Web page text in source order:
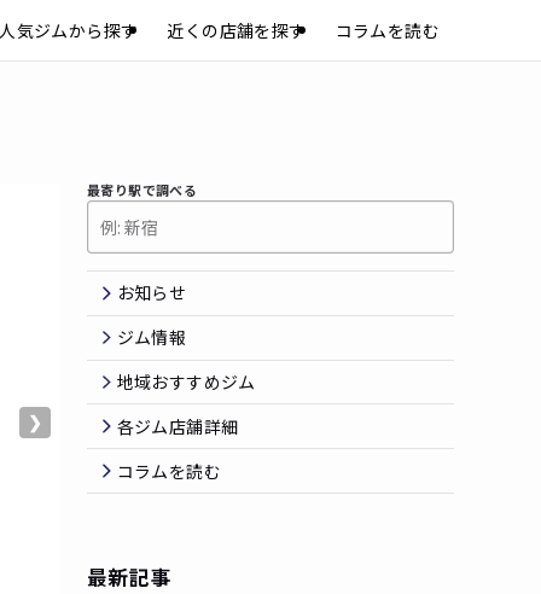
人気ジムから探す 近くの店舗を探す コラムを読む
❯
最寄り駅で調べる
お知らせ
ジム情報
地域おすすめジム
各ジム店舗詳細
コラムを読む
最新記事